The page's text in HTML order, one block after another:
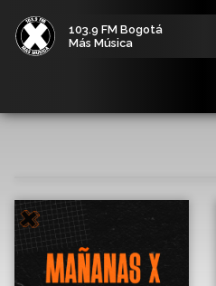
103.9 FM Bogotá
Más Música